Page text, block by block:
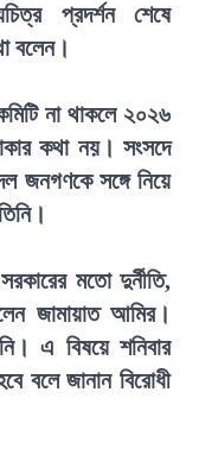
প্রদর্শন শেষে
বলেন।
না থাকলে ২০২৬
কথা নয়। সংসদে
জনগণকে সঙ্গে নিয়ে
মতো দুর্নীতি,
জামায়াত আমির।
এ বিষয়ে শনিবার
বলে জানান বিরোধী